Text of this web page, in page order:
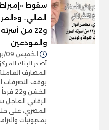
سقوط
المالي..
و22 من
والمودعين
الخميس 09/يوليو/2026 - 08:24 م
أصدر البنك
المصارف
بوقف التصرفات
الرقابي العاجل
المصري، على
بمديونيات